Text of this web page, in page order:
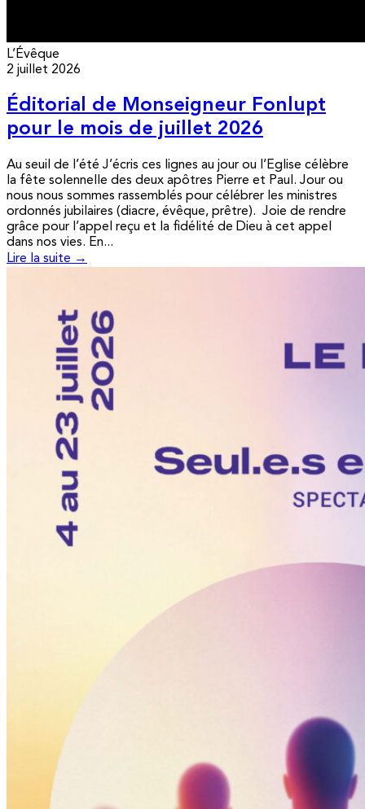
L’Évêque
2 juillet 2026
Éditorial de Monseigneur Fonlupt
pour le mois de juillet 2026
Au seuil de l’été J’écris ces lignes au jour ou l’Eglise célèbre
la fête solennelle des deux apôtres Pierre et Paul. Jour ou
nous nous sommes rassemblés pour célébrer les ministres
ordonnés jubilaires (diacre, évêque, prêtre). Joie de rendre
grâce pour l’appel reçu et la fidélité de Dieu à cet appel
dans nos vies. En...
Lire la suite →